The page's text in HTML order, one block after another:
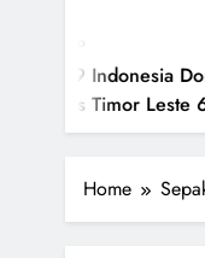
Dominan Di
Leste 6-2 Dan
Home